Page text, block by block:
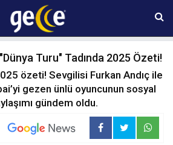
Perşembe 20:12
Turu" Tadında 2025 Özeti!
özeti! Sevgilisi Furkan Andıç ile
gezen ünlü oyuncunun sosyal
gündem oldu.